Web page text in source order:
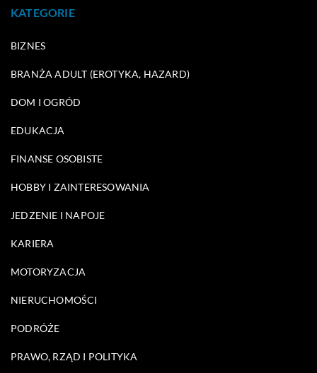
KATEGORIE
BIZNES
BRANŻA ADULT (EROTYKA, HAZARD)
DOM I OGRÓD
EDUKACJA
FINANSE OSOBISTE
HOBBY I ZAINTERESOWANIA
JEDZENIE I NAPOJE
KARIERA
MOTORYZACJA
NIERUCHOMOŚCI
PODRÓŻE
PRAWO, RZĄD I POLITYKA